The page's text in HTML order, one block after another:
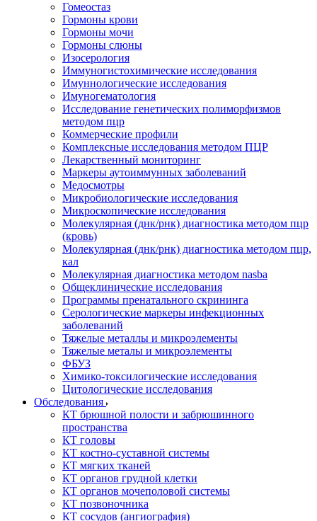
Гомеостаз
Гормоны крови
Гормоны мочи
Гормоны слюны
Изосерология
Иммуногистохимические исследования
Имуннологические исследования
Имуногематология
Исследование генетических полиморфизмов
методом пцр
Коммерческие профили
Комплексные исследования методом ПЦР
Лекарственный мониторинг
Маркеры аутоиммунных заболеваний
Медосмотры
Микробиологические исследования
Микроскопические исследования
Молекулярная (днк/рнк) диагностика методом пцр
(кровь)
Молекулярная (днк/рнк) диагностика методом пцр,
кал
Молекулярная диагностика методом nasba
Общеклинические исследования
Программы пренатального скрининга
Серологические маркеры инфекционных
заболеваний
Тяжелые металлы и микроэлементы
Тяжелые металы и микроэлементы
ФБУЗ
Химико-токсилогические исследования
Цитологические исследования
Обследования
КТ брюшной полости и забрюшинного
пространства
КТ головы
КТ костно-суставной системы
КТ мягких тканей
КТ органов грудной клетки
КТ органов мочеполовой системы
КТ позвоночника
КТ сосудов (ангиография)